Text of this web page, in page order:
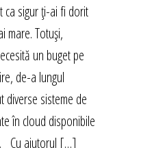
ca sigur ți-ai fi dorit
mare. Totuși,
un buget pe
de-a lungul
diverse sisteme de
în cloud disponibile
Cu ajutorul […]